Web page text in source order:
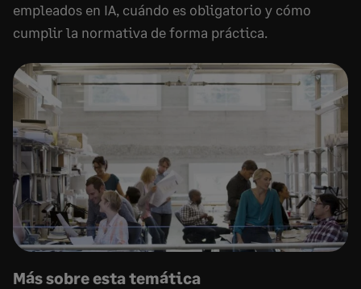
empleados en IA, cuándo es obligatorio y cómo
cumplir la normativa de forma práctica.
Más sobre esta temática